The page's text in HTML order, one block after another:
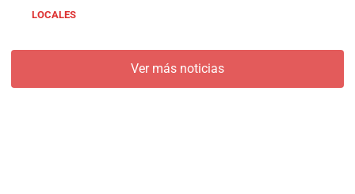
LOCALES
Ver más noticias